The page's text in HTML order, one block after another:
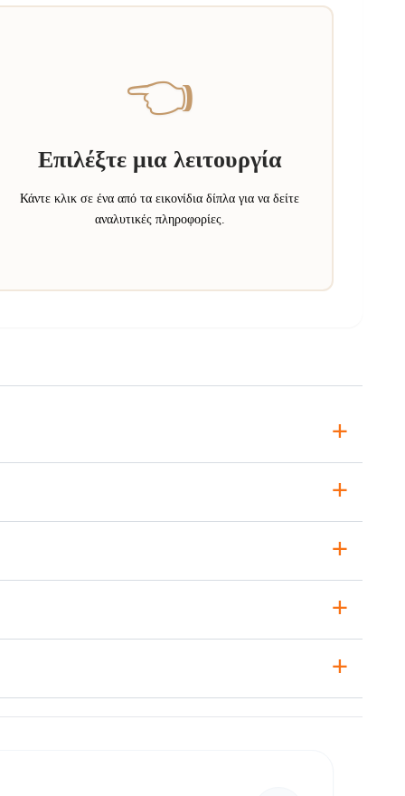
👈
Επιλέξτε μια λειτουργία
Κάντε κλικ σε ένα από τα εικονίδια δίπλα για να δείτε
αναλυτικές πληροφορίες.
+
+
+
+
+